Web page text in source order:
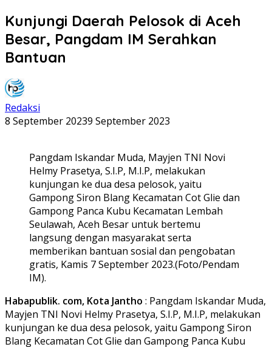
Kunjungi Daerah Pelosok di Aceh
Besar, Pangdam IM Serahkan
Bantuan
Redaksi
8 September 20239 September 2023
Pangdam Iskandar Muda, Mayjen TNI Novi
Helmy Prasetya, S.I.P, M.I.P, melakukan
kunjungan ke dua desa pelosok, yaitu
Gampong Siron Blang Kecamatan Cot Glie dan
Gampong Panca Kubu Kecamatan Lembah
Seulawah, Aceh Besar untuk bertemu
langsung dengan masyarakat serta
memberikan bantuan sosial dan pengobatan
gratis, Kamis 7 September 2023.(Foto/Pendam
IM).
Habapublik. com, Kota Jantho : Pangdam Iskandar Muda,
Mayjen TNI Novi Helmy Prasetya, S.I.P, M.I.P, melakukan
kunjungan ke dua desa pelosok, yaitu Gampong Siron
Blang Kecamatan Cot Glie dan Gampong Panca Kubu